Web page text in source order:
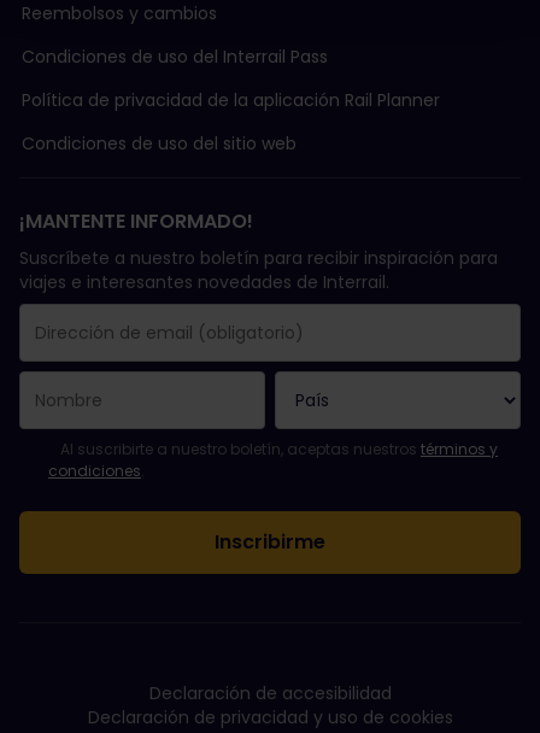
Reembolsos y cambios
Condiciones de uso del Interrail Pass
Política de privacidad de la aplicación Rail Planner
Condiciones de uso del sitio web
¡MANTENTE INFORMADO!
Suscríbete a nuestro boletín para recibir inspiración para
viajes e interesantes novedades de Interrail.
Se suscribió con éxito.
El campo de dirección de email es obligatorio.
La dirección de email no es válida.
Ha habido un fallo al suscribirte al boletín. Vuelve a intentarlo
¡Ya te has suscrito a este boletín!
Acepta los términos y condiciones para suscribirte al boletín
Al suscribirte a nuestro boletín, aceptas nuestros términos y
condiciones.
Declaración de accesibilidad
Declaración de privacidad y uso de cookies